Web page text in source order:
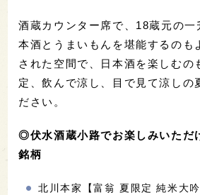
酒蔵カウンター席で、18蔵元の一
本酒とうまいもんを堪能するのも
された空間で、日本酒を楽しむの
定、飲んで涼し、目で見て涼しの
ださい。
◎伏水酒蔵小路でお楽しみいただ
銘柄
北川本家【富翁 夏限定 純米大吟